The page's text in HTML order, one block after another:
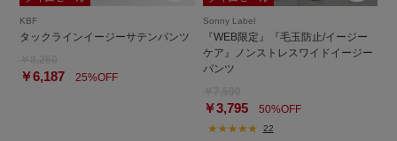
KBF
タックラインイージーサテンパンツ
￥6,187 25%OFF
Sonny Label
『WEB限定』『毛玉防止/イージー
ケア』ノンストレスワイドイージー
パンツ
￥3,79550%OFF
22